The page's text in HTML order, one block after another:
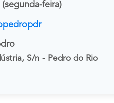
feira)
S/n - Pedro do Rio